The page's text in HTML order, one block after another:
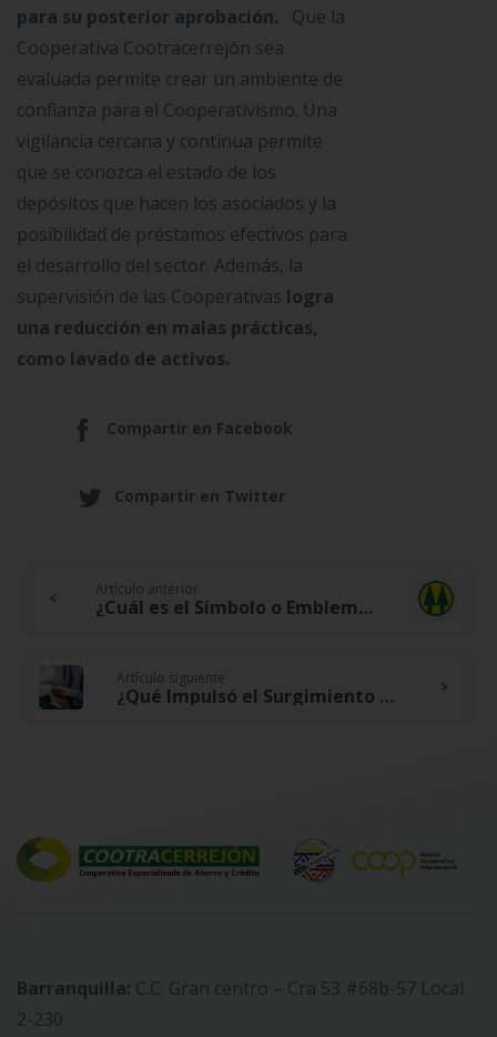
para su posterior aprobación. Que la
Cooperativa Cootracerrejón sea
evaluada permite crear un ambiente de
confianza para el Cooperativismo. Una
vigilancia cercana y continua permite
que se conozca el estado de los
depósitos que hacen los asociados y la
posibilidad de préstamos efectivos para
el desarrollo del sector. Además, la
supervisión de las Cooperativas logra
una reducción en malas prácticas,
como lavado de activos.
Compartir en Facebook
Compartir en Twitter
Continue
Reading
Artículo anterior
¿Cuál es el Símbolo o Emblema del Cooperativismo?
Artículo siguiente
¿Qué Impulsó el Surgimiento del Cooperativismo?
Barranquilla: C.C. Gran centro – Cra 53 #68b-57 Local
2-230